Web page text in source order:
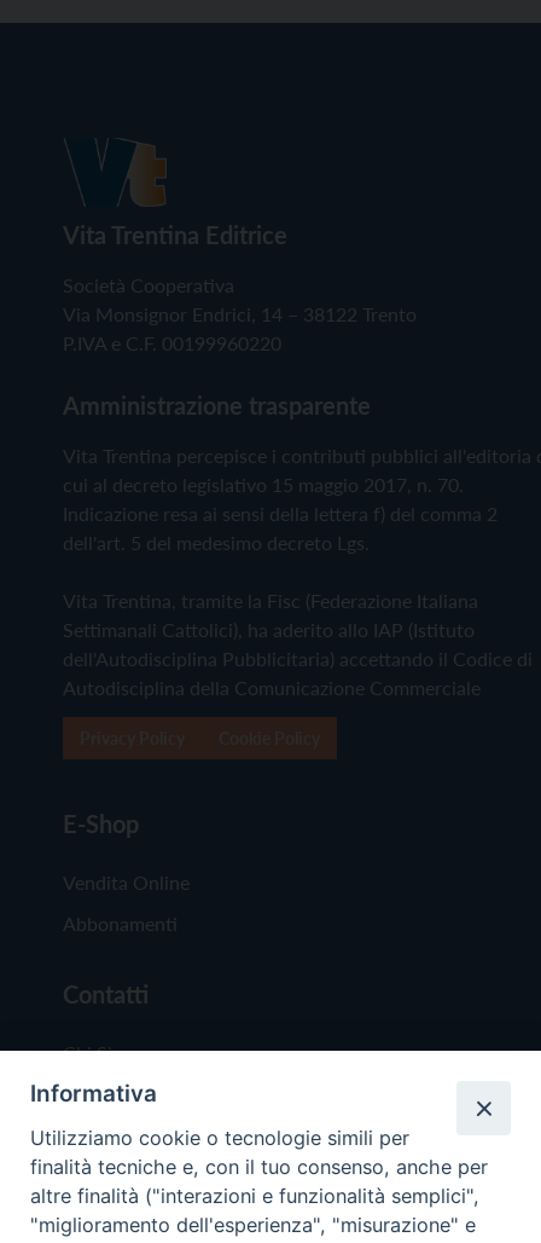
Vita Trentina Editrice
Società Cooperativa
Via Monsignor Endrici, 14 – 38122 Trento
P.IVA e C.F. 00199960220
Amministrazione trasparente
Vita Trentina percepisce i contributi pubblici all'editoria
cui al decreto legislativo 15 maggio 2017, n. 70.
Indicazione resa ai sensi della lettera f) del comma 2
dell'art. 5 del medesimo decreto Lgs.
Vita Trentina, tramite la Fisc (Federazione Italiana
Settimanali Cattolici), ha aderito allo IAP (Istituto
dell'Autodisciplina Pubblicitaria) accettando il Codice di
Autodisciplina della Comunicazione Commerciale
E-Shop
Vendita Online
Abbonamenti
Contatti
Chi Siamo
Redazione
Scrivici
Informativa
Utilizziamo cookie o tecnologie simili per
finalità tecniche e, con il tuo consenso, anche per
altre finalità ("interazioni e funzionalità semplici",
"miglioramento dell'esperienza", "misurazione" e